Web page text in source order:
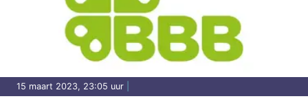
15 maart 2023, 23:05 uur